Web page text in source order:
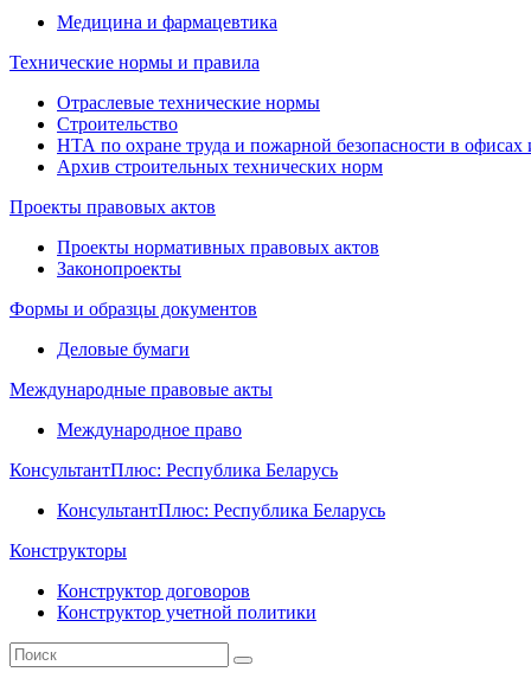
Медицина и фармацевтика
Технические нормы и правила
Отраслевые технические нормы
Строительство
НТА по охране труда и пожарной безопасности в
Архив строительных технических норм
Проекты правовых актов
Проекты нормативных правовых актов
Законопроекты
Формы и образцы документов
Деловые бумаги
Международные правовые акты
Международное право
КонсультантПлюс: Республика Беларусь
КонсультантПлюс: Республика Беларусь
Конструкторы
Конструктор договоров
Конструктор учетной политики